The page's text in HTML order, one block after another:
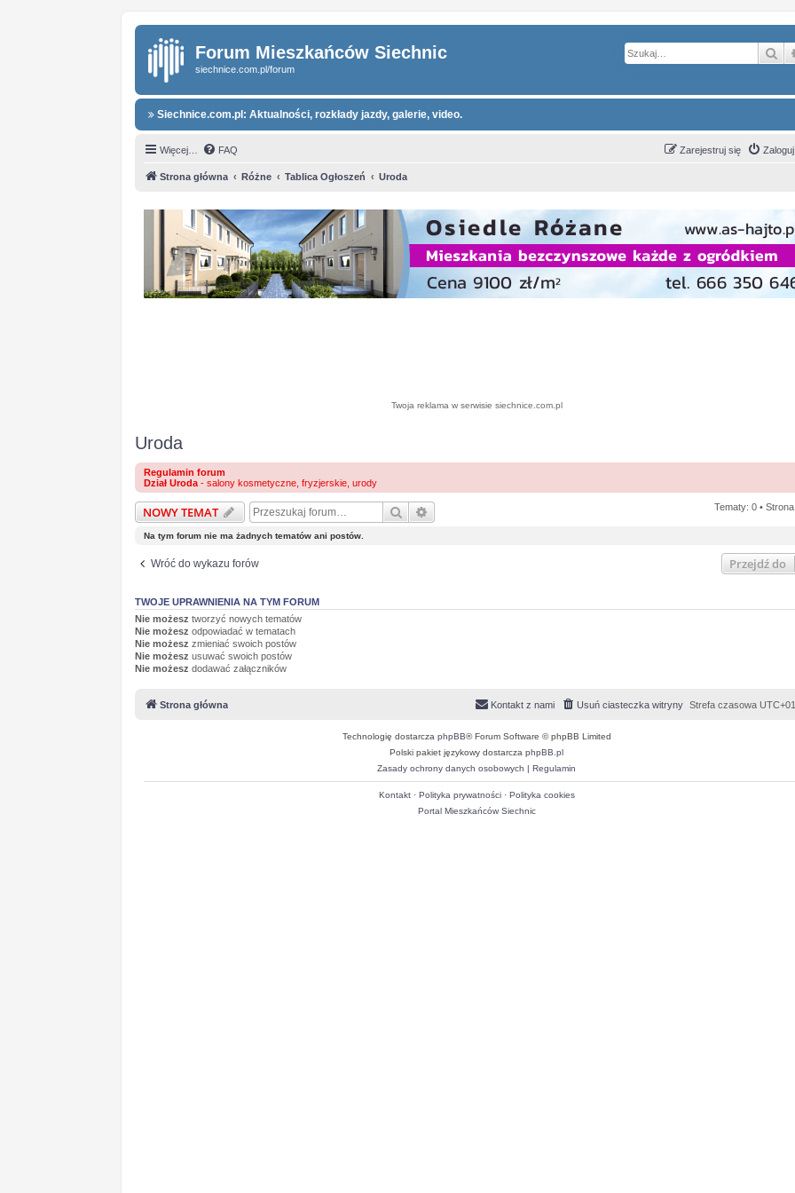
Forum Mieszkańców Siechnic
siechnice.com.pl/forum
Siechnice.com.pl: Aktualności, rozkłady jazdy, galerie, video.
Więcej… FAQ Zarejestruj się
Strona główna Różne Tablica Ogłoszeń Uroda
Twoja reklama w serwisie siechnice.com.pl
Uroda
Regulamin forum
Dział Uroda - salony kosmetyczne, fryzjerskie, urody
NOWY TEMAT Szukaj Tematy: 0 • Strona
Na tym forum nie ma żadnych tematów ani postów.
Wróć do wykazu forów Przejdź do
TWOJE UPRAWNIENIA NA TYM FORUM
Nie możesz tworzyć nowych tematów
Nie możesz odpowiadać w tematach
Nie możesz zmieniać swoich postów
Nie możesz usuwać swoich postów
Nie możesz dodawać załączników
Strona główna Strefa czasowa
Usuń ciasteczka witryny
Kontakt z nami
Technologię dostarcza phpBB® Forum Software © phpBB Limited
Polski pakiet językowy dostarcza phpBB.pl
Zasady ochrony danych osobowych | Regulamin
Kontakt· Polityka prywatności· Polityka cookies
Portal Mieszkańców Siechnic